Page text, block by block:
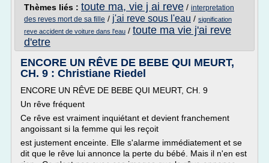
Thèmes liés : toute ma, vie j ai reve / interpretation
des reves mort de sa fille / j'ai reve sous l'eau / signification
reve accident de voiture dans l'eau / toute ma vie j'ai reve
d'etre
ENCORE UN RÊVE DE BEBE QUI MEURT,
CH. 9 : Christiane Riedel
ENCORE UN RÊVE DE BEBE QUI MEURT, CH. 9
Un rêve fréquent
Ce rêve est vraiment inquiétant et devient franchement
angoissant si la femme qui les reçoit
est justement enceinte. Elle s'alarme immédiatement et se
dit que le rêve lui annonce la perte du bébé. Mais il n'en est